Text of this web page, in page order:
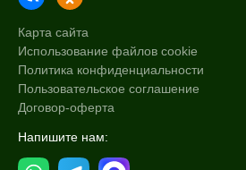
Карта сайта
Использование файлов cookie
Политика конфиденциальности
Пользовательское соглашение
Договор-оферта
Напишите нам: